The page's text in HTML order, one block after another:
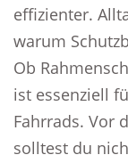
effizienter.
warum
Ob
ist essenziell
Fahrrads. Vor
solltest du